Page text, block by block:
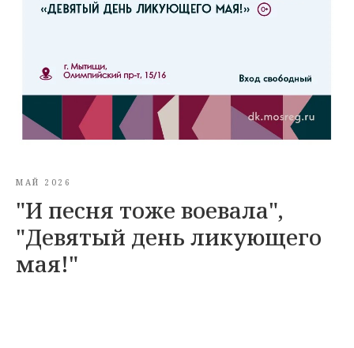
МАЙ 2026
"И песня тоже воевала",
"Девятый день ликующего
мая!"